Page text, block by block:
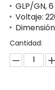
GLP/GN,
Voltaje:
Cantidad: